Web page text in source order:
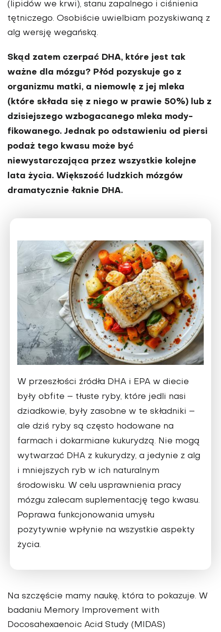
(lipidów we krwi), stanu zapalnego i ciśnienia
tętniczego. Osobiście uwielbiam pozyski­waną z
alg wersję wegańską.
Skąd zatem czerpać DHA, które jest tak
ważne dla mózgu? Płód po­zyskuje go z
organizmu matki, a nie­mowlę z jej mleka
(które składa się z niego w prawie 50%) lub z
dzisiej­szego wzbogacanego mleka mody­
fikowanego. Jednak po odstawieniu od piersi
podaż tego kwasu może być
niewystarczająca przez wszystkie ko­lejne
lata życia. Większość ludzkich mózgów
dramatycznie łaknie DHA.
W przeszłości źródła DHA i EPA w diecie
były obfite – tłuste ryby, które jedli nasi
dziadkowie, były zasobne w te składniki –
ale dziś ryby są często hodowane na
farmach i dokarmiane kukurydzą. Nie mogą
wytwarzać DHA z kukurydzy, a je­dynie z alg
i mniejszych ryb w ich naturalnym
środowisku. W celu usprawnienia pracy
mózgu zalecam suplementację tego kwasu.
Poprawa funkcjonowania umysłu
pozytywnie wpłynie na wszystkie aspekty
życia.
Na szczęście mamy naukę, która to pokazuje. W
badaniu Memory Improvement with
Docosahexaenoic Acid Study (MIDAS)